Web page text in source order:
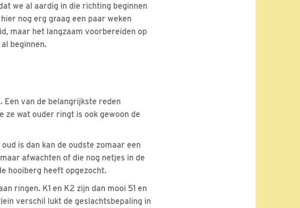
we al aardig in die richting beginnen
nog erg graag een paar weken
maar het langzaam voorbereiden op
beginnen.
Een van de belangrijkste reden
ze wat ouder ringt is ook gewoon de
is dan kan de oudste zomaar een
afwachten of die nog netjes in de
hooiberg heeft opgezocht.
ringen. K1 en K2 zijn dan mooi 51 en
verschil lukt de geslachtsbepaling in